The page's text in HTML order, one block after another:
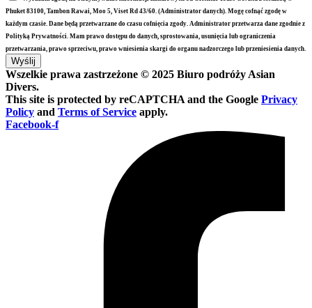
Phuket 83100, Tambon Rawai, Moo 5, Viset Rd 43/60. (Administrator danych). Mogę cofnąć zgodę w
każdym czasie. Dane będą przetwarzane do czasu cofnięcia zgody. Administrator przetwarza dane zgodnie z
Polityką Prywatności. Mam prawo dostępu do danych, sprostowania, usunięcia lub ograniczenia
przetwarzania, prawo sprzeciwu, prawo wniesienia skargi do organu nadzorczego lub przeniesienia danych.
Wyślij
Wszelkie prawa zastrzeżone © 2025 Biuro podróży Asian
Divers.
This site is protected by reCAPTCHA and the Google Privacy
Policy and Terms of Service apply.
Facebook-f